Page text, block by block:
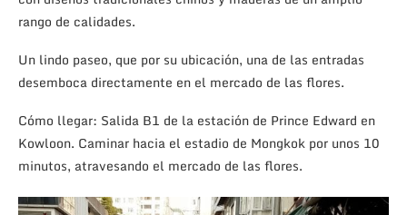
rango de calidades.
Un lindo paseo, que por su ubicación, una de las entradas
desemboca directamente en el mercado de las flores.
Cómo llegar: Salida B1 de la estación de Prince Edward en
Kowloon. Caminar hacia el estadio de Mongkok por unos 10
minutos, atravesando el mercado de las flores.